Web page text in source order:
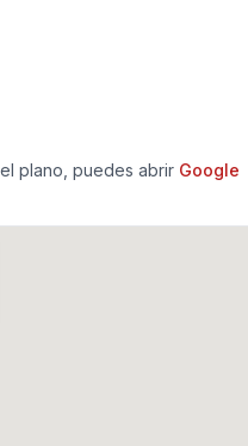
plano, puedes abrir Google